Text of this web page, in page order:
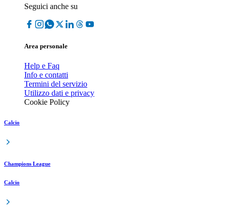
Seguici anche su
Area personale
Help e Faq
Info e contatti
Termini del servizio
Utilizzo dati e privacy
Cookie Policy
Calcio
Champions League
Calcio